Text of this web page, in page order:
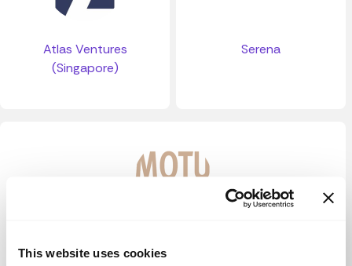
This website uses cookies
Atlas Ventures
(Singapore)
Serena
Motu Ventures